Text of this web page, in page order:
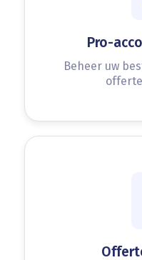
Pro-
Beheer uw